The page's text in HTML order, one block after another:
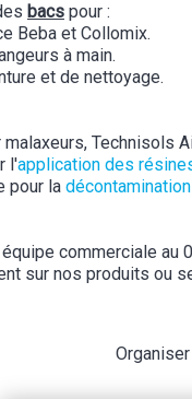
bacs pour :
Beba et Collomix.
à main.
et de nettoyage.
Technisols
l'application des
pour la
commerciale au
sur nos produits ou